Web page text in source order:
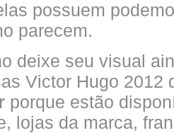
possuem
parecem.
deixe seu visual
Victor Hugo 2012
porque estão
lojas da marca,